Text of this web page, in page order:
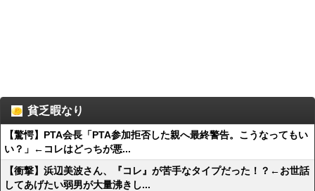
貧乏暇なり
【驚愕】PTA会長「PTA参加拒否した親へ最終警告。こうなってもい
い？」←コレはどっちが悪...
【衝撃】浜辺美波さん、『コレ』が苦手なタイプだった！？←お世話
してあげたい弱男が大量沸きし...